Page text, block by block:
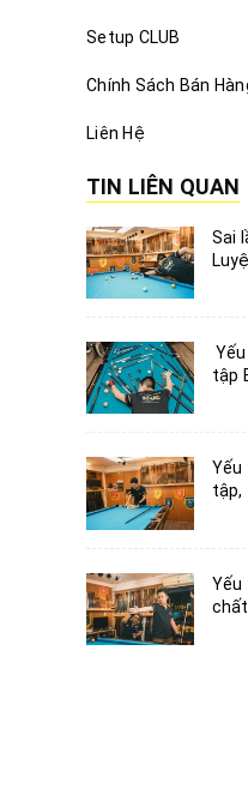
Setup CLUB
Chính Sách Bán
Liên Hệ
TIN LIÊN QUAN
Sai
tập
Yếu
tập,
Yếu